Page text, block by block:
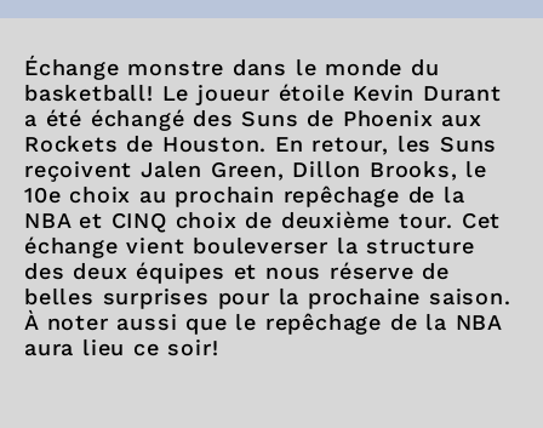
Échange monstre dans le monde du
basketball! Le joueur étoile Kevin Durant
a été échangé des Suns de Phoenix aux
Rockets de Houston. En retour, les Suns
reçoivent Jalen Green, Dillon Brooks, le
10e choix au prochain repêchage de la
NBA et CINQ choix de deuxième tour. Cet
échange vient bouleverser la structure
des deux équipes et nous réserve de
belles surprises pour la prochaine saison.
À noter aussi que le repêchage de la NBA
aura lieu ce soir!